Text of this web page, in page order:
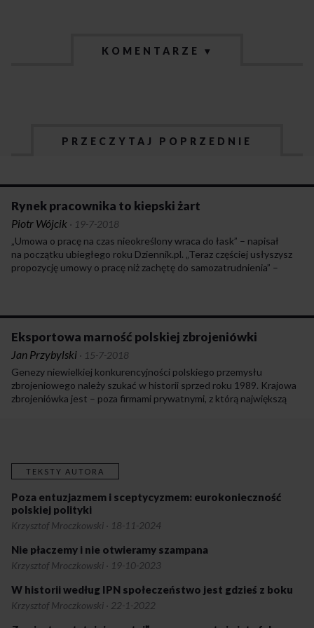
KOMENTARZE ▾
PRZECZYTAJ POPRZEDNIE
Rynek pracownika to kiepski żart
Piotr Wójcik · 19-7-2018
„Umowa o pracę na czas nieokreślony wraca do łask” – napisał
na początku ubiegłego roku Dziennik.pl. „Teraz częściej usłyszysz
propozycję umowy o pracę niż zachętę do samozatrudnienia” –
Eksportowa marność polskiej zbrojeniówki
Jan Przybylski · 15-7-2018
Genezy niewielkiej konkurencyjności polskiego przemysłu
zbrojeniowego należy szukać w historii sprzed roku 1989. Krajowa
zbrojeniówka jest – poza firmami prywatnymi, z którą największą
TEKSTY AUTORA
Poza entuzjazmem i sceptycyzmem: eurokonieczność
polskiej polityki
Krzysztof Mroczkowski · 18-11-2024
Nie płaczemy i nie otwieramy szampana
Krzysztof Mroczkowski · 19-10-2023
W historii według IPN społeczeństwo jest gdzieś z boku
Krzysztof Mroczkowski · 22-1-2022